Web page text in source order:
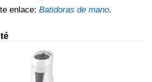
enlace: Batidoras de mano.